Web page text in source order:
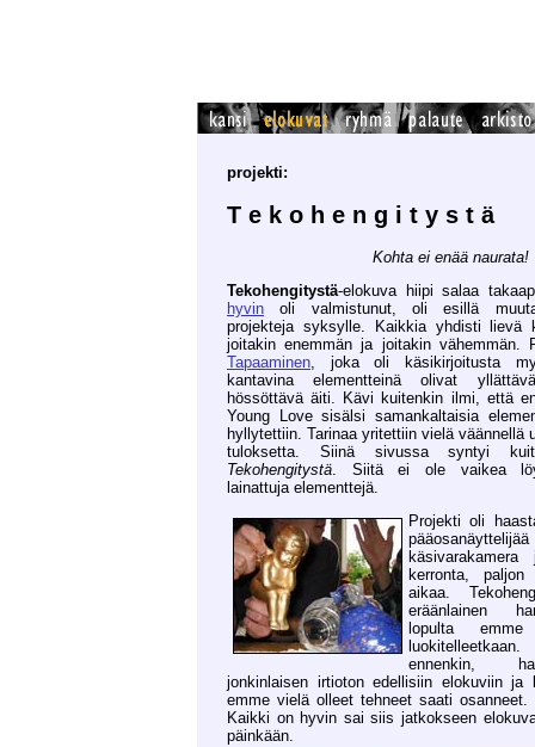
projekti:
T e k o h e n g i t y s t ä
Kohta ei enää naurata!
Tekohengitystä-elokuva hiipi salaa
hyvin oli valmistunut, oli esillä
projekteja syksylle. Kaikkia yhdisti lievä
joitakin enemmän ja joitakin vähemmän.
Tapaaminen, joka oli käsikirjoitusta
kantavina elementteinä olivat
hössöttävä äiti. Kävi kuitenkin ilmi, että
Young Love sisälsi samankaltaisia
hyllytettiin. Tarinaa yritettiin vielä väännellä
tuloksetta. Siinä sivussa syntyi
Tekohengitystä. Siitä ei ole vaikea
lainattuja elementtejä.
Projekti oli
käsivarakamera
kerronta,
aikaa.
eräänlainen
lopulta
ennenkin,
jonkinlaisen irtioton edellisiin elokuviin ja
emme vielä olleet tehneet saati
Kaikki on hyvin sai siis jatkokseen
päinkään.